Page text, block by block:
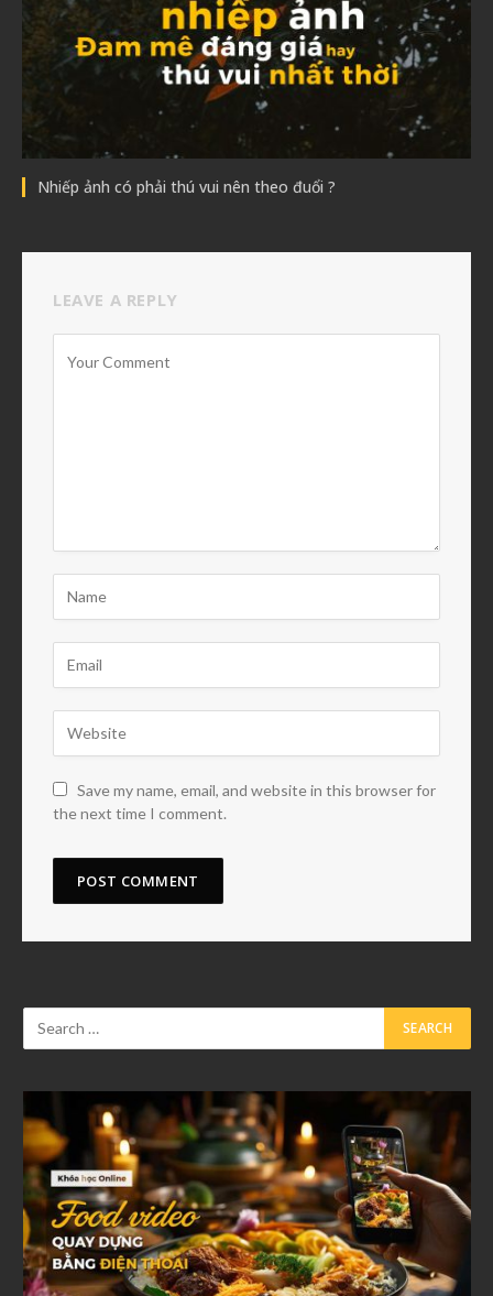
Nhiếp ảnh có phải thú vui nên theo đuổi ?
LEAVE A REPLY
Save my name, email, and website in this browser for
the next time I comment.